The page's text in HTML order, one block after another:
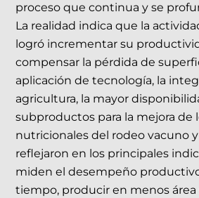
proceso que continua y se
La realidad indica que la
logró incrementar su
compensar la pérdida de
aplicación de tecnología, la
agricultura, la mayor
subproductos para la mejora de
nutricionales del rodeo vacuno
reflejaron en los principales
miden el desempeño
tiempo, producir en menos